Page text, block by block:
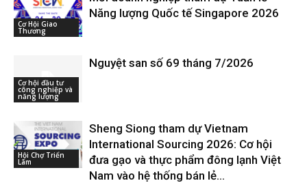
Cơ Hội Giao
Thương
Năng lượng Quốc tế Singapore 2026
Cơ hội đầu tư
công nghiệp và
năng lượng
Nguyệt san số 69 tháng 7/2026
Hội Chợ Triển
Lãm
Sheng Siong tham dự Vietnam
International Sourcing 2026: Cơ hội
đưa gạo và thực phẩm đông lạnh Việt
Nam vào hệ thống bán lẻ...